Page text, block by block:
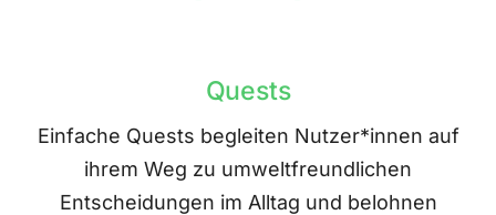
Quests
Einfache Quests begleiten Nutzer*innen auf
ihrem Weg zu umweltfreundlichen
Entscheidungen im Alltag und belohnen